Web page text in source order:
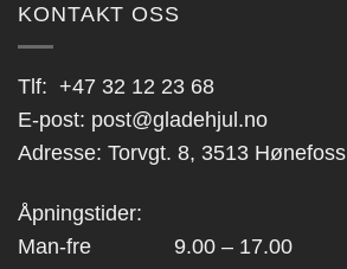
KONTAKT OSS
Tlf: +47 32 12 23 68
E-post: post@gladehjul.no
Adresse: Torvgt. 8, 3513 Hønefoss
Åpningstider:
Man-fre 9.00 – 17.00